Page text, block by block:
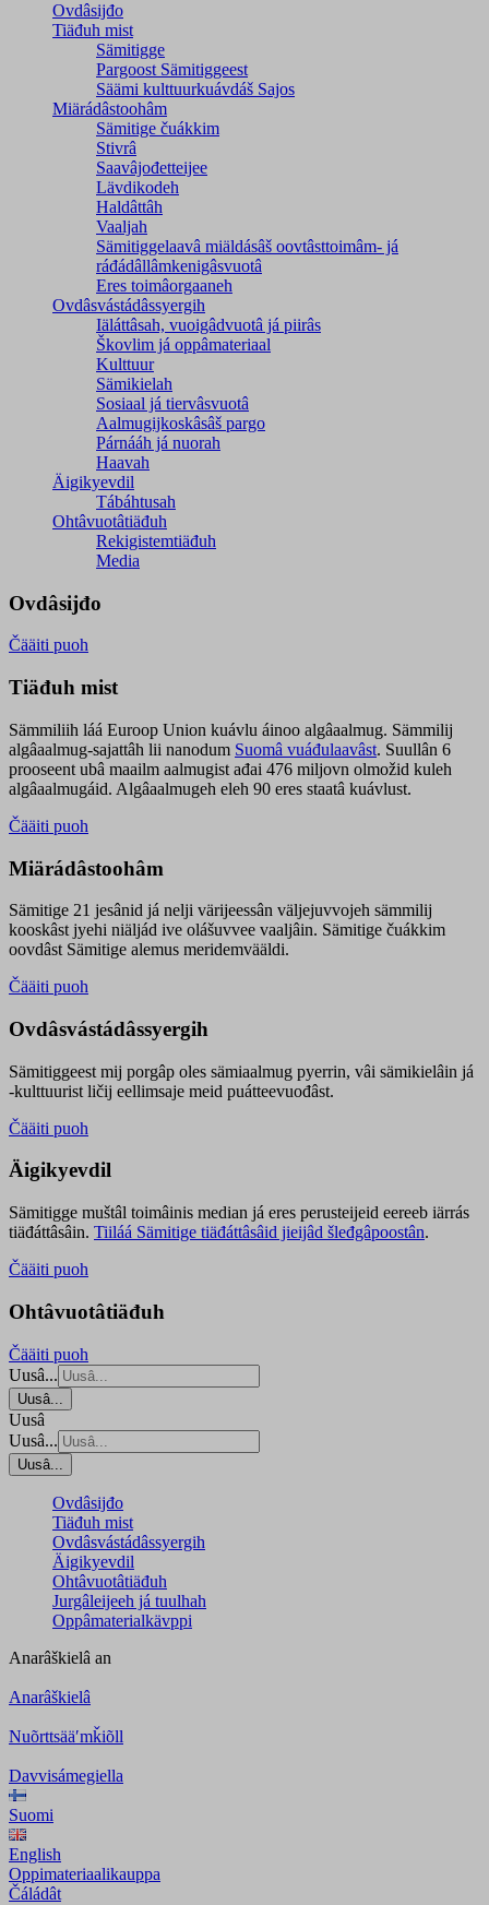
Ovdâsijđo
Tiäđuh mist
Sämitigge
Pargoost Sämitiggeest
Säämi kulttuurkuávdáš Sajos
Miärádâstoohâm
Sämitige čuákkim
Stivrâ
Saavâjođetteijee
Lävdikodeh
Haldâttâh
Vaaljah
Sämitiggelaavâ miäldásâš oovtâsttoimâm- já
ráđádâllâmkenigâsvuotâ
Eres toimâorgaaneh
Ovdâsvástádâssyergih
Iäláttâsah, vuoigâdvuotâ já piirâs
Škovlim já oppâmateriaal
Kulttuur
Sämikielah
Sosiaal já tiervâsvuotâ
Aalmugijkoskâsâš pargo
Párnááh já nuorah
Haavah
Äigikyevdil
Tábáhtusah
Ohtâvuotâtiäđuh
Rekigistemtiäđuh
Media
Ovdâsijđo
Čääiti puoh
Tiäđuh mist
Sämmiliih láá Euroop Union kuávlu áinoo algâaalmug. Sämmilij
algâaalmug-sajattâh lii nanodum Suomâ vuáđulaavâst. Suullân 6
prooseent ubâ maailm aalmugist ađai 476 miljovn olmožid kuleh
algâaalmugáid. Algâaalmugeh eleh 90 eres staatâ kuávlust.
Čääiti puoh
Miärádâstoohâm
Sämitige 21 jesânid já nelji värijeessân väljejuvvojeh sämmilij
kooskâst jyehi niäljád ive olášuvvee vaaljâin. Sämitige čuákkim
oovdâst Sämitige alemus meridemvääldi.
Čääiti puoh
Ovdâsvástádâssyergih
Sämitiggeest mij porgâp oles sämiaalmug pyerrin, vâi sämikielâin já
-kulttuurist ličij eellimsaje meid puátteevuođâst.
Čääiti puoh
Äigikyevdil
Sämitigge muštâl toimâinis median já eres perusteijeid eereeb iärrás
tiäđáttâsâin. Tiiláá Sämitige tiäđáttâsâid jieijâd šleđgâpoostân.
Čääiti puoh
Ohtâvuotâtiäđuh
Čääiti puoh
Uusâ...
Uusâ...
Uusâ
Uusâ...
Uusâ...
Ovdâsijđo
Tiäđuh mist
Ovdâsvástádâssyergih
Äigikyevdil
Ohtâvuotâtiäđuh
Jurgâleijeeh já tuulhah
Oppâmaterialkävppi
Anarâškielâ an
Anarâškielâ
Nuõrttsääʹmǩiõll
Davvisámegiella
Suomi
English
Oppimateriaalikauppa
Čáládât